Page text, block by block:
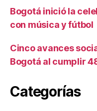
Bogotá inició la
con música y fútbol
Cinco avances
Bogotá al cumplir
Categorías